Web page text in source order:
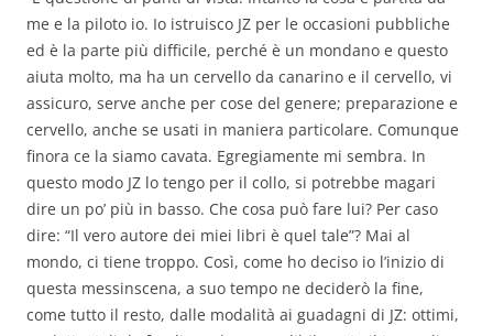
me e la piloto io. Io istruisco JZ per le occasioni pubbliche
ed è la parte più difficile, perché è un mondano e questo
aiuta molto, ma ha un cervello da canarino e il cervello, vi
assicuro, serve anche per cose del genere; preparazione e
cervello, anche se usati in maniera particolare. Comunque
finora ce la siamo cavata. Egregiamente mi sembra. In
questo modo JZ lo tengo per il collo, si potrebbe magari
dire un po’ più in basso. Che cosa può fare lui? Per caso
dire: “Il vero autore dei miei libri è quel tale”? Mai al
mondo, ci tiene troppo. Così, come ho deciso io l’inizio di
questa messinscena, a suo tempo ne deciderò la fine,
come tutto il resto, dalle modalità ai guadagni di JZ: ottimi,